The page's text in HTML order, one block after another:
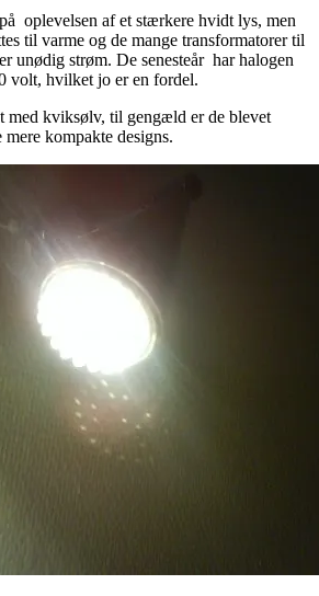
oplevelsen af et stærkere hvidt lys, men
til varme og de mange transformatorer til
unødig strøm. De senesteår har halogen
volt, hvilket jo er en fordel.
med kviksølv, til gengæld er de blevet
mere kompakte designs.